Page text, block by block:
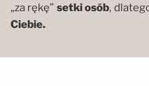
„za rękę” setki osób,
Ciebie.